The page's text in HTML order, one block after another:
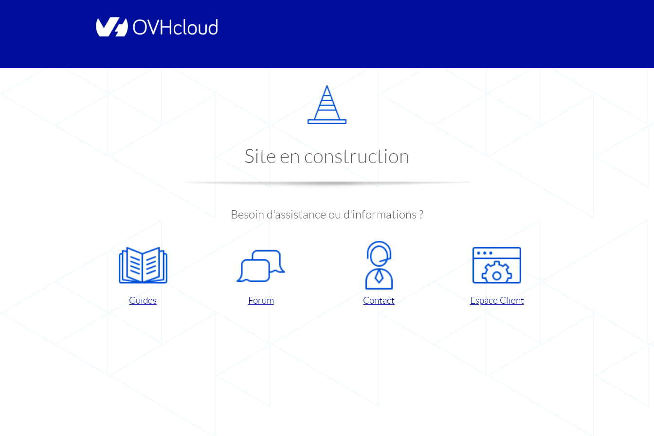
Site en construction
Besoin d'assistance ou d'informations ?
Guides Forum Contact Espace Client